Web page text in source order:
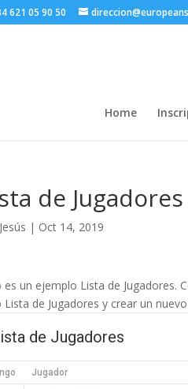
621 05 90 50
Home
de Jugadores
Jesús | Oct 14, 2019
es un ejemplo Lista de Jugadores.
Lista de Jugadores y crear un
de Jugadores
Jugador